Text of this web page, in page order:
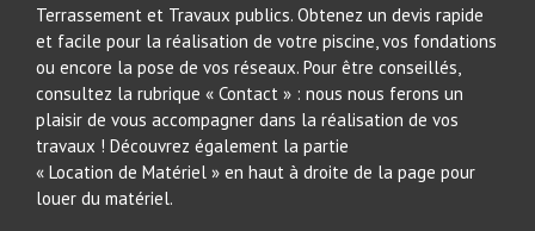
Terrassement et Travaux publics. Obtenez un devis rapide
et facile pour la réalisation de votre piscine, vos fondations
ou encore la pose de vos réseaux. Pour être conseillés,
consultez la rubrique « Contact » : nous nous ferons un
plaisir de vous accompagner dans la réalisation de vos
travaux ! Découvrez également la partie
« Location de Matériel » en haut à droite de la page pour
louer du matériel.